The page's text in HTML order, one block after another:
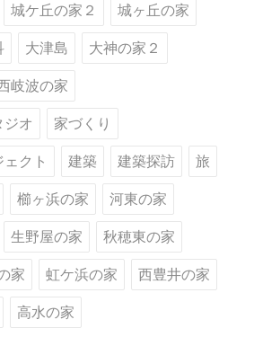
城ケ丘の家２ 城ヶ丘の家
大津島 大神の家２
岐波の家
オ 家づくり
クト 建築 建築探訪 旅
櫛ヶ浜の家 河東の家
生野屋の家 秋穂東の家
家 虹ケ浜の家 西豊井の家
高水の家